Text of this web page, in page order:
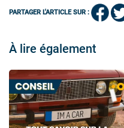
PARTAGER L'ARTICLE SUR :
À lire également